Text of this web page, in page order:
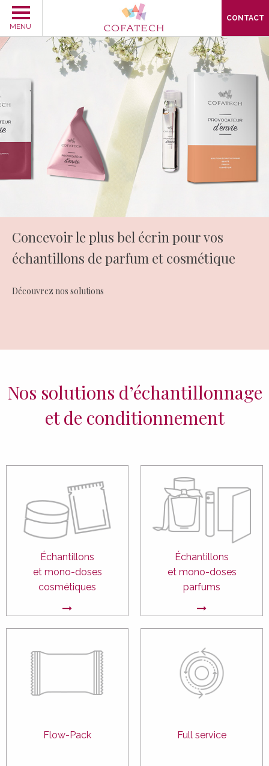
MENU
CONTACT
Concevoirle plus bel écrin pourvos
échantillons de parfum et cosmétique
Découvrez nos solutions
Nos solutions d’échantillonnage
et de conditionnement
Échantillons
et mono-doses
cosmétiques
Échantillons
et mono-doses
parfums
Flow-Pack Full service